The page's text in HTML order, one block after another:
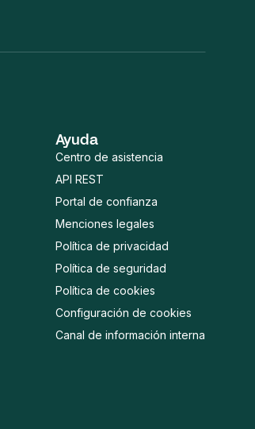
Ayuda
Centro de asistencia
API REST
Portal de confianza
Menciones legales
Política de privacidad
Política de seguridad
Política de cookies
Configuración de cookies
Canal de información interna